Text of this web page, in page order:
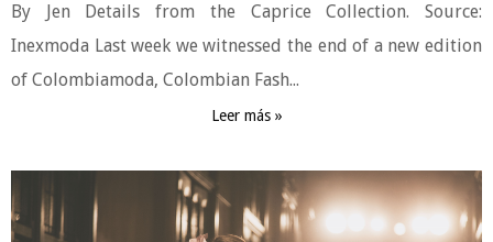
By Jen Details from the Caprice Collection. Source:
Inexmoda Last week we witnessed the end of a new edition
of Colombiamoda, Colombian Fash...
Leer más »